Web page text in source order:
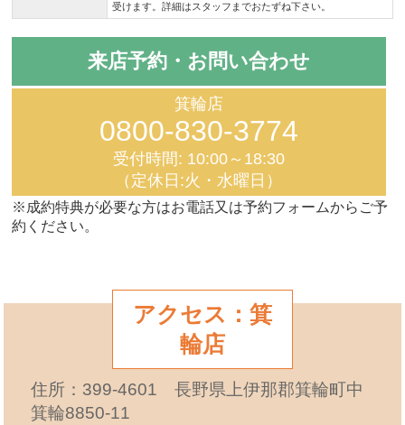
受けます。詳細はスタッフまでおたずね下さい。
来店予約・お問い合わせ
箕輪店
0800-830-3774
受付時間: 10:00～18:30
（定休日:火・水曜日）
※成約特典が必要な方はお電話又は予約フォームからご予
約ください。
アクセス：箕
輪店
住所：399-4601 長野県上伊那郡箕輪町中
箕輪8850-11